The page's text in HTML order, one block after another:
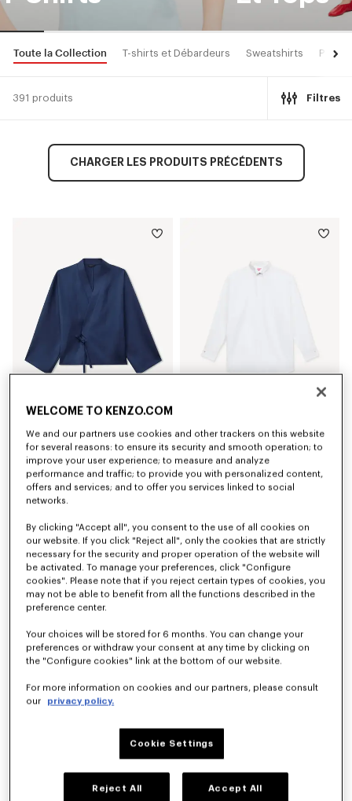
Toute la Collection T-shirts et Débardeurs Sweatshirts Pulls
391 produits Filtres
CHARGER LES PRODUITS PRÉCÉDENTS
450 €
390 €
Chemise 'KENZO Tulip' en popeline de coton
Jupe midi 'Boke Flower 2.0'
WELCOME TO KENZO.COM
We and our partners use cookies and other trackers on this website
for several reasons: to ensure its security and smooth operation; to
improve your user experience; to measure and analyze
performance and traffic; to provide you with personalized content,
offers and services; and to offer you services linked to social
networks.
By clicking "Accept all", you consent to the use of all cookies on
our website. If you click "Reject all", only the cookies that are strictly
necessary for the security and proper operation of the website will
be activated. To manage your preferences, click "Configure
cookies". Please note that if you reject certain types of cookies, you
may not be able to benefit from all the functions described in the
preference center.
Your choices will be stored for 6 months. You can change your
preferences or withdraw your consent at any time by clicking on
the "Configure cookies" link at the bottom of our website.
For more information on cookies and our partners, please consult
our
privacy policy.
Cookie Settings
Reject All Accept All